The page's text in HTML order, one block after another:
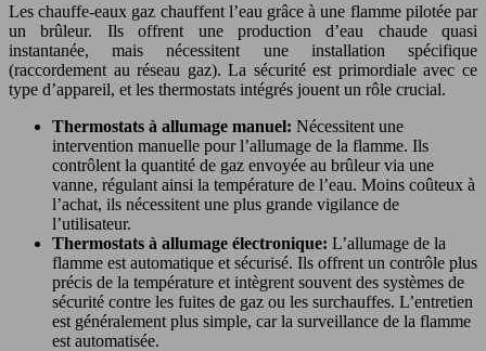
Les chauffe-eaux gaz chauffent l’eau grâce à une flamme pilotée par
un brûleur. Ils offrent une production d’eau chaude quasi
instantanée, mais nécessitent une installation spécifique
(raccordement au réseau gaz). La sécurité est primordiale avec ce
type d’appareil, et les thermostats intégrés jouent un rôle crucial.
Thermostats à allumage manuel: Nécessitent une
intervention manuelle pour l’allumage de la flamme. Ils
contrôlent la quantité de gaz envoyée au brûleur via une
vanne, régulant ainsi la température de l’eau. Moins coûteux à
l’achat, ils nécessitent une plus grande vigilance de
l’utilisateur.
Thermostats à allumage électronique: L’allumage de la
flamme est automatique et sécurisé. Ils offrent un contrôle plus
précis de la température et intègrent souvent des systèmes de
sécurité contre les fuites de gaz ou les surchauffes. L’entretien
est généralement plus simple, car la surveillance de la flamme
est automatisée.